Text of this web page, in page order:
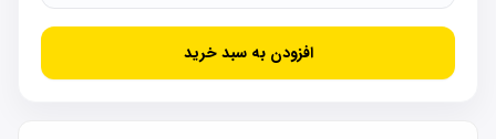
افزودن به سبد خرید